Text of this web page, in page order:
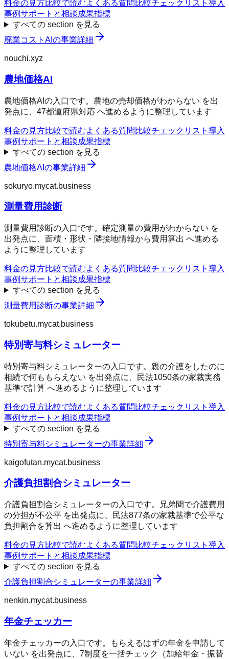
料金の見方比較で読むよくある質問 比較チェックリスト 導入
事例サポートと相談成果指標
すべての section を見る
廃業コストAI の事業詳細
nouchi.xyz
農地価格AI
農地価格AIの入口です。農地の売却価格がわからない を出
発点に、47都道府県対応 へ進めるように整理しています
料金の見方比較で読むよくある質問 比較チェックリスト 導入
事例サポートと相談成果指標
すべての section を見る
農地価格AI の事業詳細
sokuryo.mycat.business
測量費用診断
測量費用診断の入口です。確定測量の費用がわからない を
出発点に、面積・形状・隣接地情報から費用算出 へ進める
ように整理しています
料金の見方比較で読むよくある質問 比較チェックリスト 導入
事例サポートと相談成果指標
すべての section を見る
測量費用診断の事業詳細
tokubetu.mycat.business
特別寄与料シミュレーター
特別寄与料シミュレーターの入口です。親の介護をしたのに
相続で何ももらえない を出発点に、民法1050条の家裁実務
基準で計算 へ進めるように整理しています
料金の見方比較で読むよくある質問 比較チェックリスト 導入
事例サポートと相談成果指標
すべての section を見る
特別寄与料シミュレーターの事業詳細
kaigofutan.mycat.business
介護負担割合シミュレーター
介護負担割合シミュレーターの入口です。兄弟間で介護費用
の分担が不公平 を出発点に、民法877条の家裁基準で公平な
負担割合を算出 へ進めるように整理しています
料金の見方比較で読むよくある質問 比較チェックリスト 導入
事例サポートと相談成果指標
すべての section を見る
介護負担割合シミュレーターの事業詳細
nenkin.mycat.business
年金チェッカー
年金チェッカーの入口です。もらえるはずの年金を申請して
いない を出発点に、7制度を一括チェック（加給年金・振替